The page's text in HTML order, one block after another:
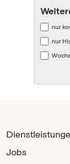
nur
nur
Jobs